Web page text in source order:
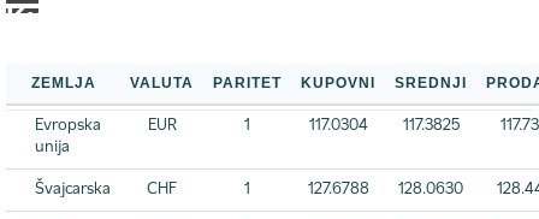
Početna > Kursna lista > Kursna lista NBS
Kursna lista NBS
ZEMLJA VALUTA PARITET KUPOVNI SREDNJI
Evropska
unija
EUR 1 117.0304 117.3825
Švajcarska CHF 1 127.6788 128.0630